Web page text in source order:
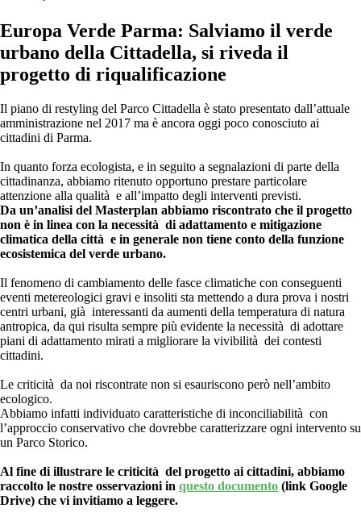
Europa Verde Parma: Salviamo il verde
urbano della Cittadella, si riveda il
progetto di riqualificazione
Il piano di restyling del Parco Cittadella è stato presentato dall’attuale
amministrazione nel 2017 ma è ancora oggi poco conosciuto ai
cittadini di Parma.
In quanto forza ecologista, e in seguito a segnalazioni di parte della
cittadinanza, abbiamo ritenuto opportuno prestare particolare
attenzione alla qualità e all’impatto degli interventi previsti.
Da un’analisi del Masterplan abbiamo riscontrato che il progetto
non è in linea con la necessità di adattamento e mitigazione
climatica della città e in generale non tiene conto della funzione
ecosistemica del verde urbano.
Il fenomeno di cambiamento delle fasce climatiche con conseguenti
eventi metereologici gravi e insoliti sta mettendo a dura prova i nostri
centri urbani, già interessanti da aumenti della temperatura di natura
antropica, da qui risulta sempre più evidente la necessità di adottare
piani di adattamento mirati a migliorare la vivibilità dei contesti
cittadini.
Le criticità da noi riscontrate non si esauriscono però nell’ambito
ecologico.
Abbiamo infatti individuato caratteristiche di inconciliabilità con
l’approccio conservativo che dovrebbe caratterizzare ogni intervento su
un Parco Storico.
Al fine di illustrare le criticità del progetto ai cittadini, abbiamo
raccolto le nostre osservazioni in questo documento (link Google
Drive) che vi invitiamo a leggere.